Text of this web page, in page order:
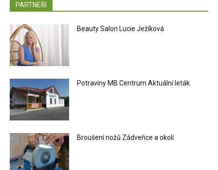
PARTNEŘI
Beauty Salon Lucie Ježíková
Potraviny MB Centrum Aktuální leták
Broušení nožů Zádveřice a okolí